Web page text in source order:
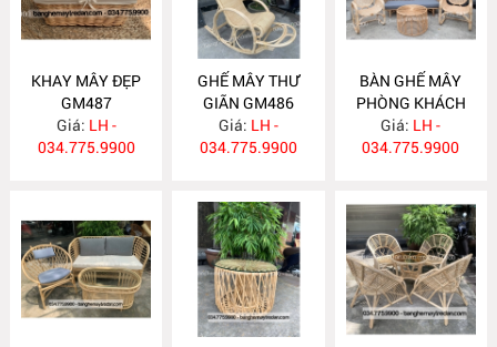
KHAY MÂY ĐẸP
GM487
Giá: LH -
034.775.9900
GHẾ MÂY THƯ
GIÃN GM486
Giá: LH -
034.775.9900
BÀN GHẾ MÂY
PHÒNG KHÁCH
GM485
Giá: LH -
034.775.9900